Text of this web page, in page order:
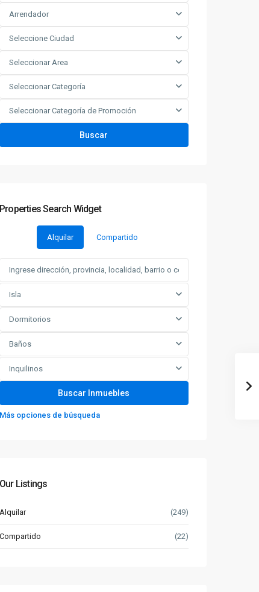
Arrendador
Seleccione Ciudad
Seleccionar Area
Seleccionar Categoría
Seleccionar Categoría de Promoción
Buscar
Properties Search Widget
Alquilar Compartido
Isla
Dormitorios
Baños
Inquilinos
Más opciones de búsqueda
Our Listings
Alquilar (249)
Compartido (22)